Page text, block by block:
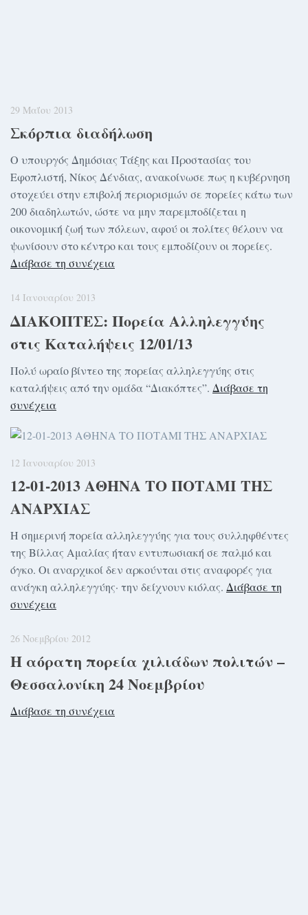
29 Μαΐου 2013
Σκόρπια διαδήλωση
Ο υπουργός Δημόσιας Τάξης και Προστασίας του
Εφοπλιστή, Νίκος Δένδιας, ανακοίνωσε πως η κυβέρνηση
στοχεύει στην επιβολή περιορισμών σε πορείες κάτω των
200 διαδηλωτών, ώστε να μην παρεμποδίζεται η
οικονομική ζωή των πόλεων, αφού οι πολίτες θέλουν να
ψωνίσουν στο κέντρο και τους εμποδίζουν οι πορείες.
Διάβασε τη συνέχεια
14 Ιανουαρίου 2013
ΔΙΑΚΟΠΤΕΣ: Πορεία Αλληλεγγύης
στις Καταλήψεις 12/01/13
Πολύ ωραίο βίντεο της πορείας αλληλεγγύης στις
καταλήψεις από την ομάδα “Διακόπτες”. Διάβασε τη
συνέχεια
12 Ιανουαρίου 2013
12-01-2013 ΑΘΗΝΑ ΤΟ ΠΟΤΑΜΙ ΤΗΣ
ΑΝΑΡΧΙΑΣ
Η σημερινή πορεία αλληλεγγύης για τους συλληφθέντες
της Βίλλας Αμαλίας ήταν εντυπωσιακή σε παλμό και
όγκο. Οι αναρχικοί δεν αρκούνται στις αναφορές για
ανάγκη αλληλεγγύης· την δείχνουν κιόλας. Διάβασε τη
συνέχεια
26 Νοεμβρίου 2012
Η αόρατη πορεία χιλιάδων πολιτών –
Θεσσαλονίκη 24 Νοεμβρίου
Διάβασε τη συνέχεια